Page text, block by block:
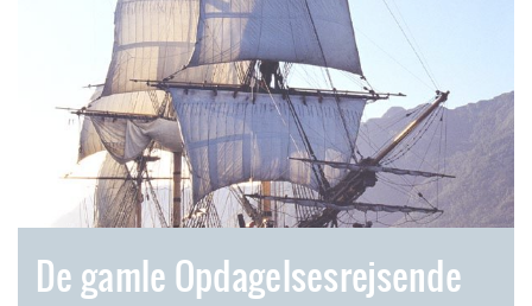
De gamle Opdagelsesrejsende